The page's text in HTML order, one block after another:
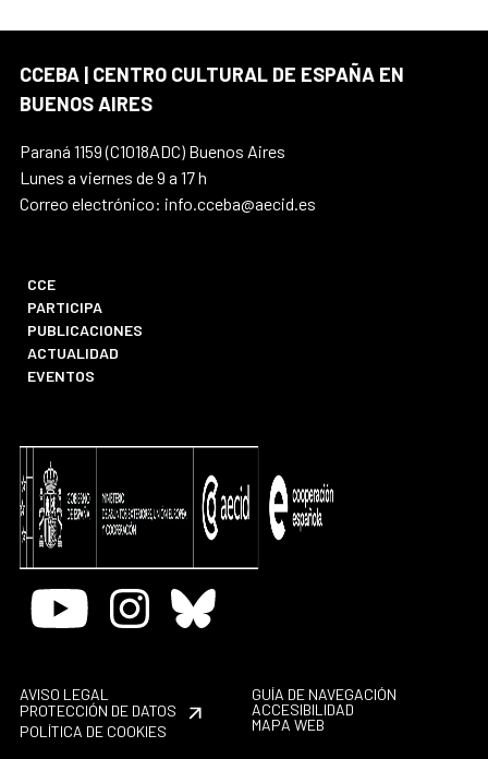
CCEBA | CENTRO CULTURAL DE ESPAÑA EN
BUENOS AIRES
Paraná 1159 (C1018ADC) Buenos Aires
Lunes a viernes de 9 a 17 h
Correo electrónico: info.cceba@aecid.es
CCE
PARTICIPA
PUBLICACIONES
ACTUALIDAD
EVENTOS
Youtube InstagramBluesky
AVISO LEGAL
PROTECCIÓN DE DATOS
POLÍTICA DE COOKIES
GUÍA DE NAVEGACIÓN
ACCESIBILIDAD
MAPA WEB